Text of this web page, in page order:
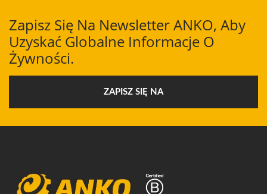
Zapisz Się Na Newsletter ANKO, Aby
Uzyskać Globalne Informacje O
Żywności.
ZAPISZ SIĘ NA